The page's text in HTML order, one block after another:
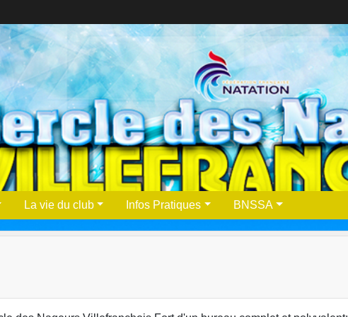
La vie du club Infos Pratiques BNSSA